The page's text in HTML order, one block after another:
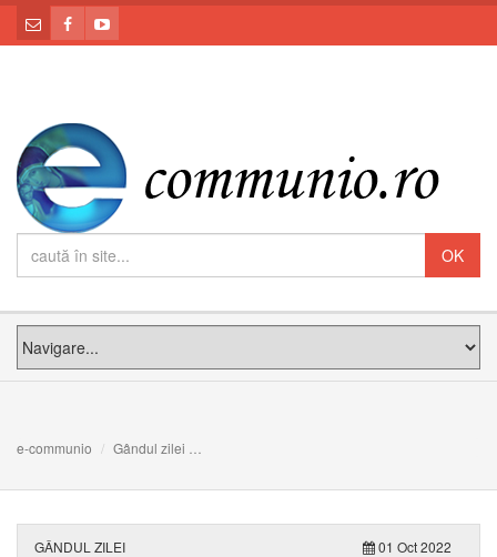
e-communio Gândul zilei
GÂNDUL ZILEI 01 Oct 2022